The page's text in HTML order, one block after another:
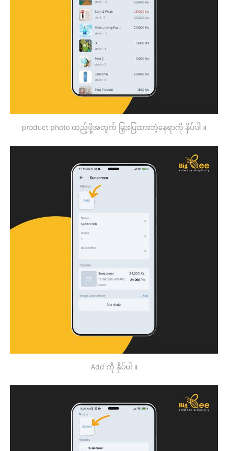
product photo ထည့်ဖို့အတွက် မြှားပြထားတဲ့နေရာကို နှိပ်ပါ ။
Add ကို နှိပ်ပါ ။